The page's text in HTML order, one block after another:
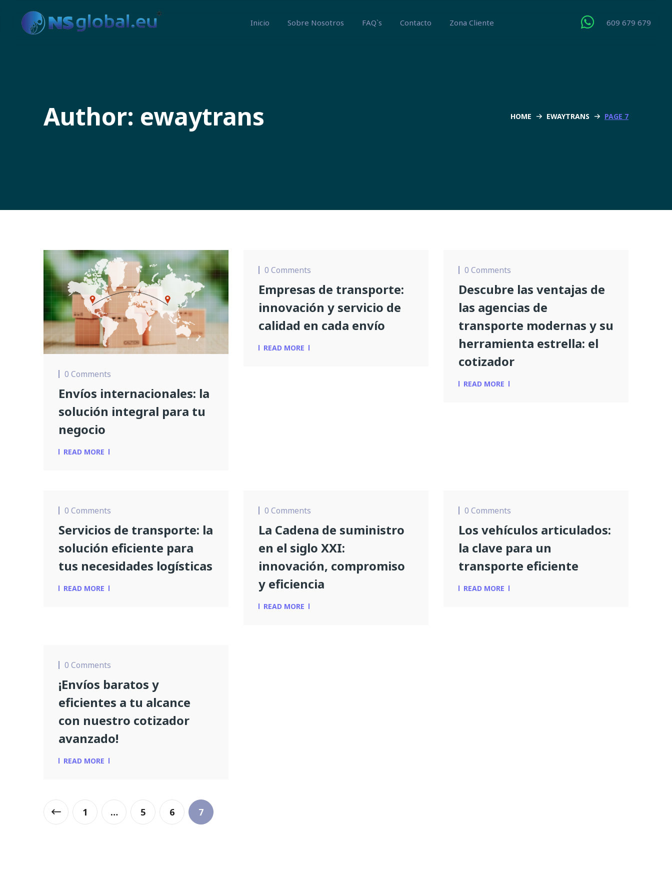
Inicio Sobre Nosotros FAQ`s Contacto Zona Cliente 609 679 679
Author: ewaytrans HOME EWAYTRANS PAGE 7
0 Comments
Envíos internacionales: la
solución integral para tu
negocio
READ MORE
0 Comments
Empresas de transporte:
innovación y servicio de
calidad en cada envío
READ MORE
0 Comments
Descubre las ventajas de
las agencias de
transporte modernas y su
herramienta estrella: el
cotizador
READ MORE
0 Comments
Servicios de transporte: la
solución eficiente para
tus necesidades logísticas
READ MORE
0 Comments
La Cadena de suministro
en el siglo XXI:
innovación, compromiso
y eficiencia
READ MORE
0 Comments
Los vehículos articulados:
la clave para un
transporte eficiente
READ MORE
0 Comments
¡Envíos baratos y
eficientes a tu alcance
con nuestro cotizador
avanzado!
READ MORE
1 … 5 6 7